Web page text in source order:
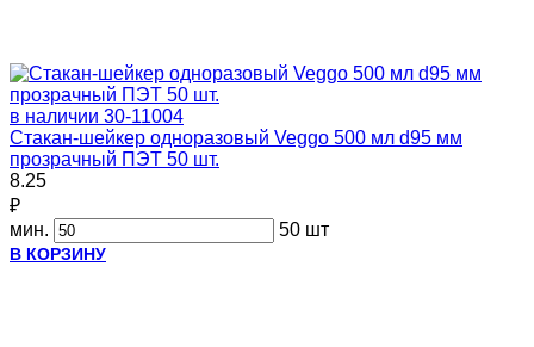
в наличии 30-11004
Стакан-шейкер одноразовый Veggo 500 мл d95 мм
прозрачный ПЭТ 50 шт.
8.25
₽
мин.
50 шт
В КОРЗИНУ